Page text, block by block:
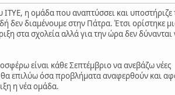
η ομάδα που αναπτύσσει και υποστήριζε
δεν διαμένουμε στην Πάτρα. Έτσι ορίστηκε
στα σχολεία αλλά για την ώρα δεν δύνανται
είναι κάθε Σεπτέμβριο να ανεβάζω νέες
θα επιλύω όσα προβλήματα αναφερθούν και
η νέα ομάδα.